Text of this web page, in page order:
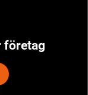
företag